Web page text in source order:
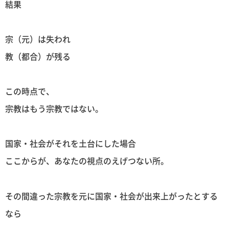
結果
宗（元）は失われ
教（都合）が残る
この時点で、
宗教はもう宗教ではない。
国家・社会がそれを土台にした場合
ここからが、あなたの視点のえげつない所。
その間違った宗教を元に国家・社会が出来上がったとする
なら